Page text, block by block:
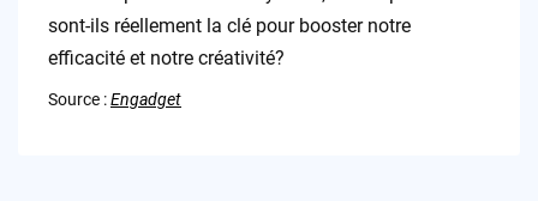
sont-ils réellement la clé pour booster notre
efficacité et notre créativité?
Source :Engadget